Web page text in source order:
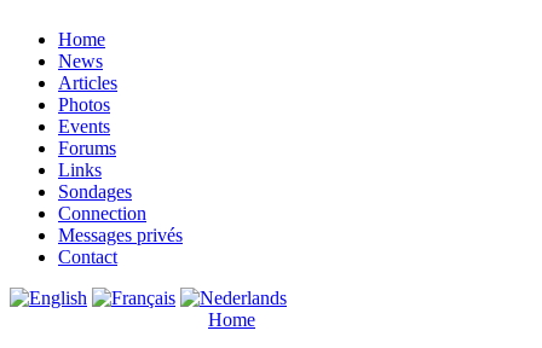
Home
News
Articles
Photos
Events
Forums
Links
Sondages
Connection
Messages privés
Contact
Home